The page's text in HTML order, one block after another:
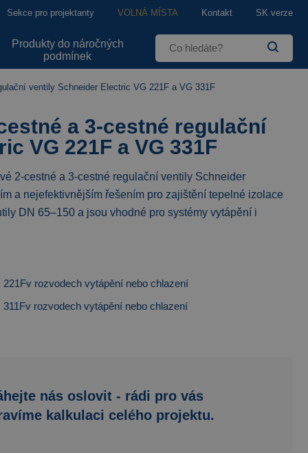
Sekce pro projektanty VOLNÁ MÍSTA Kontakt SK verze
Produkty do náročných
podmínek
ventily Schneider Electric VG 221F a VG 331F
a 3-cestné regulační
VG 221F a VG 331F
2-cestné a 3-cestné regulační ventily Schneider
a nejefektivnějším řešením pro zajištění tepelné izolace
DN 65–150 a jsou vhodné pro systémy vytápění i
rozvodech vytápění nebo chlazení
rozvodech vytápění nebo chlazení
nás oslovit - rádi pro vás
kalkulaci celého projektu.